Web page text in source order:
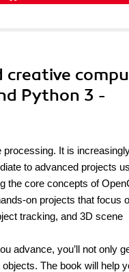
creative
Python 3 -
It is
to advanced projects
the core concepts of
on projects that focus
tracking, and 3D scene
advance, you’ll not only
The book will help